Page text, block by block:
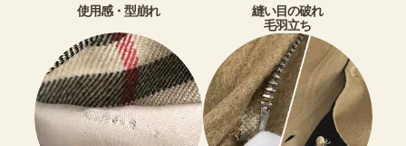
使用感・型崩れ
縫い目の破れ
毛羽立ち